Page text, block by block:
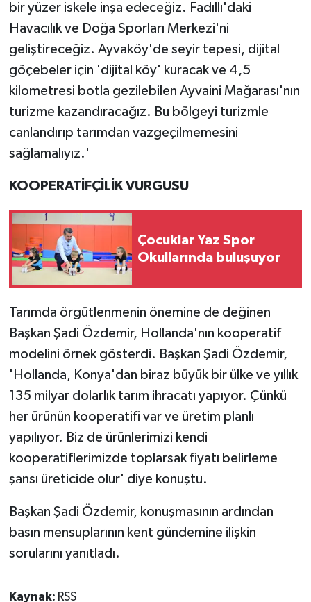
bir yüzer iskele inşa edeceğiz. Fadıllı'daki
Havacılık ve Doğa Sporları Merkezi'ni
geliştireceğiz. Ayvaköy'de seyir tepesi, dijital
göçebeler için 'dijital köy' kuracak ve 4,5
kilometresi botla gezilebilen Ayvaini Mağarası'nın
turizme kazandıracağız. Bu bölgeyi turizmle
canlandırıp tarımdan vazgeçilmemesini
sağlamalıyız.'
KOOPERATİFÇİLİK VURGUSU
Çocuklar Yaz Spor
Okullarında buluşuyor
Tarımda örgütlenmenin önemine de değinen
Başkan Şadi Özdemir, Hollanda'nın kooperatif
modelini örnek gösterdi. Başkan Şadi Özdemir,
'Hollanda, Konya'dan biraz büyük bir ülke ve yıllık
135 milyar dolarlık tarım ihracatı yapıyor. Çünkü
her ürünün kooperatifi var ve üretim planlı
yapılıyor. Biz de ürünlerimizi kendi
kooperatiflerimizde toplarsak fiyatı belirleme
şansı üreticide olur' diye konuştu.
Başkan Şadi Özdemir, konuşmasının ardından
basın mensuplarının kent gündemine ilişkin
sorularını yanıtladı.
Kaynak: RSS